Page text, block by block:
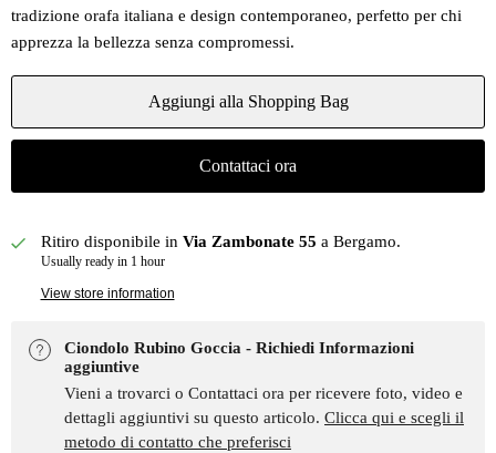
tradizione orafa italiana e design contemporaneo, perfetto per chi
apprezza la bellezza senza compromessi.
Aggiungi alla Shopping Bag
Contattaci ora
Ritiro disponibile in Via Zambonate 55 a Bergamo.
Usually ready in 1 hour
View store information
Ciondolo Rubino Goccia - Richiedi Informazioni
aggiuntive
Vieni a trovarci o Contattaci ora per ricevere foto, video e
dettagli aggiuntivi su questo articolo. Clicca qui e scegli il
metodo di contatto che preferisci